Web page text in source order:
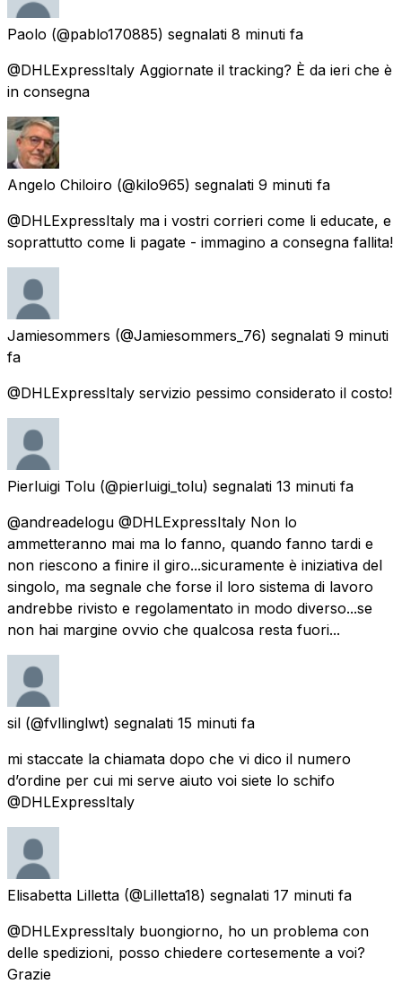
Paolo (@pablo170885) segnalati 8 minuti fa
@DHLExpressItaly Aggiornate il tracking? È da ieri che è
in consegna
Angelo Chiloiro (@kilo965) segnalati 9 minuti fa
@DHLExpressItaly ma i vostri corrieri come li educate, e
soprattutto come li pagate - immagino a consegna fallita!
Jamiesommers (@Jamiesommers_76) segnalati 9 minuti
fa
@DHLExpressItaly servizio pessimo considerato il costo!
Pierluigi Tolu (@pierluigi_tolu) segnalati 13 minuti fa
@andreadelogu @DHLExpressItaly Non lo
ammetteranno mai ma lo fanno, quando fanno tardi e
non riescono a finire il giro...sicuramente è iniziativa del
singolo, ma segnale che forse il loro sistema di lavoro
andrebbe rivisto e regolamentato in modo diverso...se
non hai margine ovvio che qualcosa resta fuori...
sil (@fvllinglwt) segnalati 15 minuti fa
mi staccate la chiamata dopo che vi dico il numero
d’ordine per cui mi serve aiuto voi siete lo schifo
@DHLExpressItaly
Elisabetta Lilletta (@Lilletta18) segnalati 17 minuti fa
@DHLExpressItaly buongiorno, ho un problema con
delle spedizioni, posso chiedere cortesemente a voi?
Grazie